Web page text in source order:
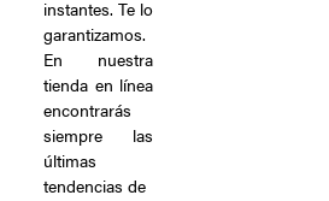
instantes. Te lo
garantizamos.
En nuestra
tienda en línea
encontrarás
siempre las
últimas
tendencias de